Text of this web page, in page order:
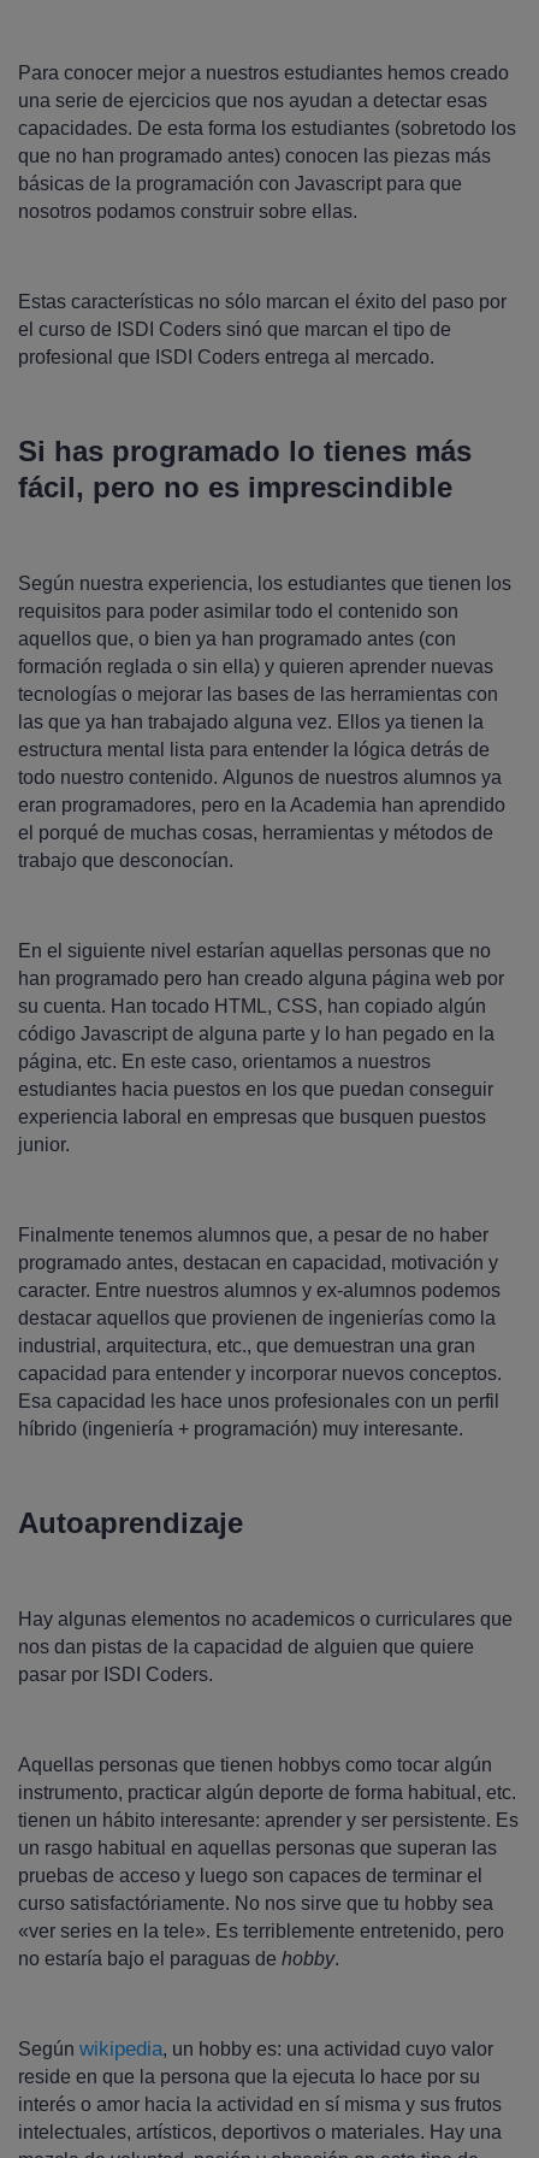
Para conocer mejor a nuestros estudiantes hemos creado
una serie de ejercicios que nos ayudan a detectar esas
capacidades. De esta forma los estudiantes (sobretodo los
que no han programado antes) conocen las piezas más
básicas de la programación con Javascript para que
nosotros podamos construir sobre ellas.
Estas características no sólo marcan el éxito del paso por
el curso de ISDI Coders sinó que marcan el tipo de
profesional que ISDI Coders entrega al mercado.
Si has programado lo tienes más
fácil, pero no es imprescindible
Según nuestra experiencia, los estudiantes que tienen los
requisitos para poder asimilar todo el contenido son
aquellos que, o bien ya han programado antes (con
formación reglada o sin ella) y quieren aprender nuevas
tecnologías o mejorar las bases de las herramientas con
las que ya han trabajado alguna vez. Ellos ya tienen la
estructura mental lista para entender la lógica detrás de
todo nuestro contenido. Algunos de nuestros alumnos ya
eran programadores, pero en la Academia han aprendido
el porqué de muchas cosas, herramientas y métodos de
trabajo que desconocían.
En el siguiente nivel estarían aquellas personas que no
han programado pero han creado alguna página web por
su cuenta. Han tocado HTML, CSS, han copiado algún
código Javascript de alguna parte y lo han pegado en la
página, etc. En este caso, orientamos a nuestros
estudiantes hacia puestos en los que puedan conseguir
experiencia laboral en empresas que busquen puestos
junior.
Finalmente tenemos alumnos que, a pesar de no haber
programado antes, destacan en capacidad, motivación y
caracter. Entre nuestros alumnos y ex-alumnos podemos
destacar aquellos que provienen de ingenierías como la
industrial, arquitectura, etc., que demuestran una gran
capacidad para entender y incorporar nuevos conceptos.
Esa capacidad les hace unos profesionales con un perfil
híbrido (ingeniería + programación) muy interesante.
Autoaprendizaje
Hay algunas elementos no academicos o curriculares que
nos dan pistas de la capacidad de alguien que quiere
pasar por ISDI Coders.
Aquellas personas que tienen hobbys como tocar algún
instrumento, practicar algún deporte de forma habitual, etc.
tienen un hábito interesante: aprender y ser persistente. Es
un rasgo habitual en aquellas personas que superan las
pruebas de acceso y luego son capaces de terminar el
curso satisfactóriamente. No nos sirve que tu hobby sea
«ver series en la tele». Es terriblemente entretenido, pero
no estaría bajo el paraguas de hobby.
Según wikipedia, un hobby es: una actividad cuyo valor
reside en que la persona que la ejecuta lo hace por su
interés o amor hacia la actividad en sí misma y sus frutos
intelectuales, artísticos, deportivos o materiales. Hay una